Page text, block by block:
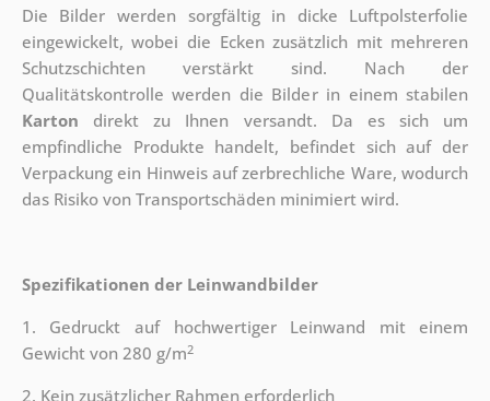
Die Bilder werden sorgfältig in dicke Luftpolsterfolie
eingewickelt, wobei die Ecken zusätzlich mit mehreren
Schutzschichten verstärkt sind. Nach der
Qualitätskontrolle werden die Bilder in einem stabilen
Karton direkt zu Ihnen versandt. Da es sich um
empfindliche Produkte handelt, befindet sich auf der
Verpackung ein Hinweis auf zerbrechliche Ware, wodurch
das Risiko von Transportschäden minimiert wird.
Spezifikationen der Leinwandbilder
1. Gedruckt auf hochwertiger Leinwand mit einem
Gewicht von 280 g/m2
2. Kein zusätzlicher Rahmen erforderlich